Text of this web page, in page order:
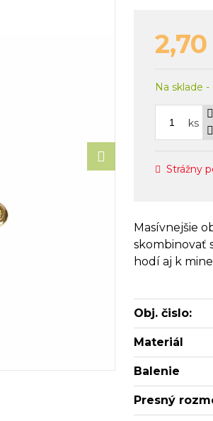
2,70
Na sklade
ks
Strážny
Masívnejšie
skombinovať
hodí aj k
Obj. čislo:
Materiál
Balenie
Presný